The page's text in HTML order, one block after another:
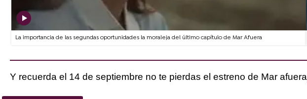
La importancia de las segundas oportunidades la moraleja del último capítulo de Mar Afuera
Y recuerda el 14 de septiembre no te pierdas el estreno de Mar afuera